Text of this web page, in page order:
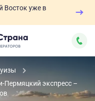
Восток уже в
Пермяцкий экспресс –